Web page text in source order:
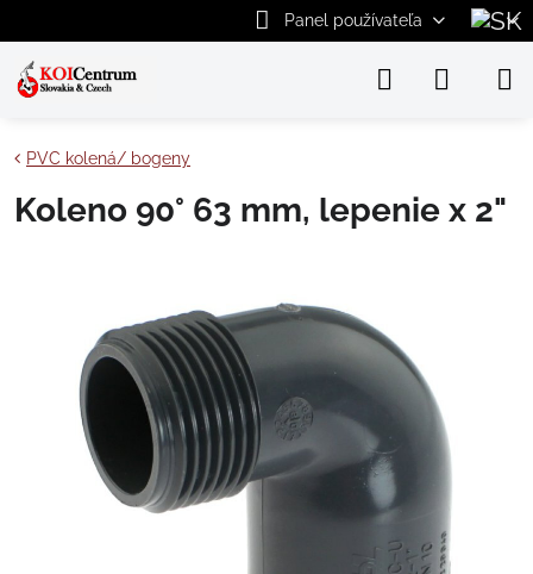
Panel používateľa
PVC kolená/ bogeny
Koleno 90° 63 mm, lepenie x 2"